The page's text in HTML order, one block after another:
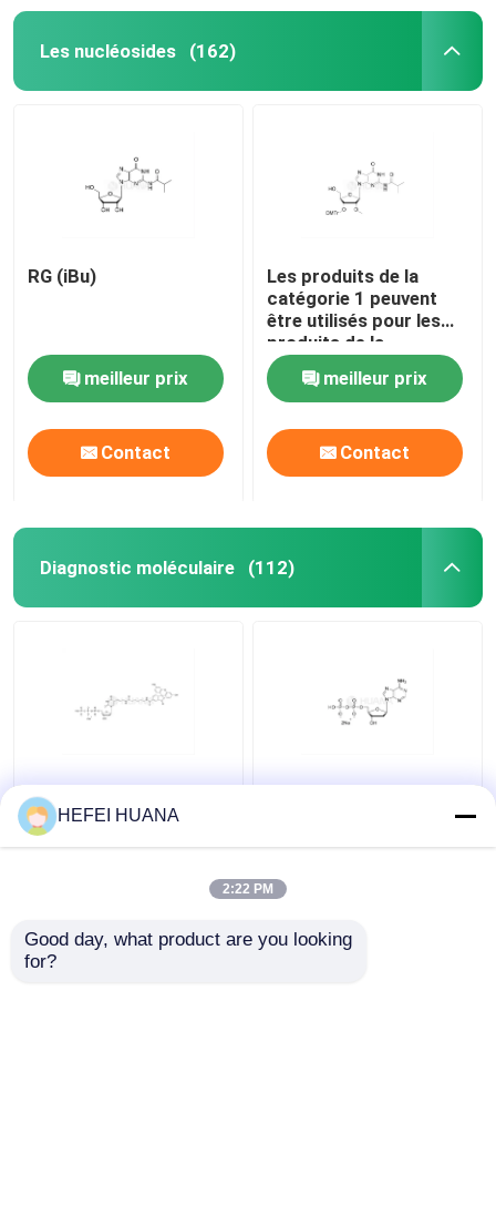
Les nucléosides (162)
RG (iBu)
meilleur prix
Contact
Les produits de la
catégorie 1 peuvent
être utilisés pour les
produits de la
catégorie 1 ou 2
meilleur prix
Contact
Diagnostic moléculaire (112)
Fluorescéine-12-dUTP
Solution de sodium de
1 mM
DADP sel disodique
HEFEI HUANA
2:22 PM
Good day, what product are you looking
for?